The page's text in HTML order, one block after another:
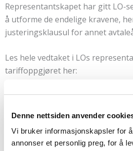
Denne nettsiden anvender
Vi bruker informasjonskapsler for
annonser et personlig preg, for å
Representantskapet har gitt LO-
å utforme de endelige kravene,
justeringsklausul for annet
Les hele vedtaket i LOs
tariffoppgjøret her:
20181/Nyheter/Tariffpolitisk-
foreligger et forhandlingsresultat.